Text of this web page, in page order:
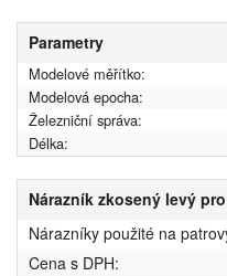
Parametry
Modelové měřítko:
Modelová epocha:
Železniční správa:
Délka:
Nárazník zkosený levý
Nárazníky použité na
Cena s DPH: